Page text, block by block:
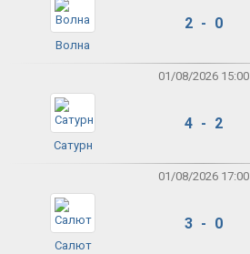
Волна
2 - 0
01/08/2026 15:00
Сатурн
4 - 2
01/08/2026 17:00
Салют
3 - 0